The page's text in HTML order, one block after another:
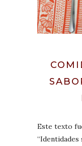
Este texto
“Identidades